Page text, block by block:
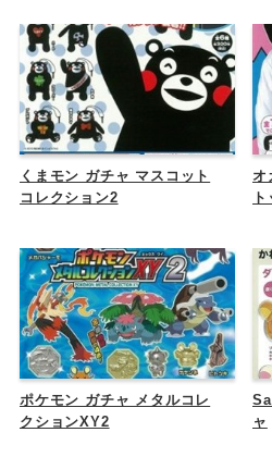
くまモン ガチャ マスコット
コレクション2
オ
ポケモン ガチャ メタルコレ
クションXY2
ャ